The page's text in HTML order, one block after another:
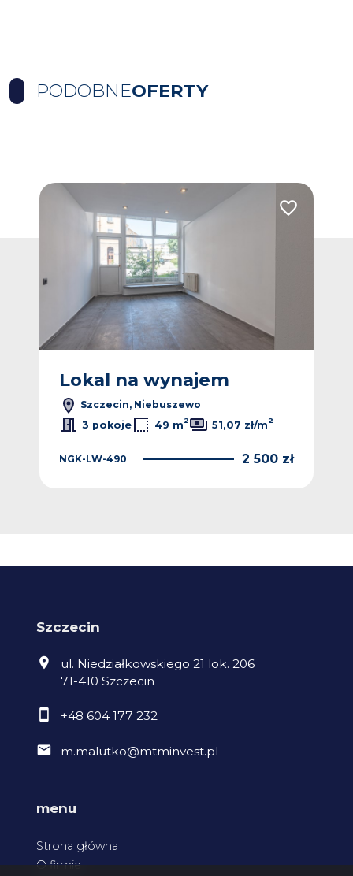
PODOBNEOFERTY
Dodaj do
Lokal na wynajem
Szczecin, Niebuszewo
3 pokoje
49 m2 51,07 zł/m2
NGK-LW-490 2 500 zł
Szczecin
ul. Niedziałkowskiego 21 lok. 206
71-410 Szczecin
+48 604 177 232
m.malutko@mtminvest.pl
menu
Strona główna
O firmie